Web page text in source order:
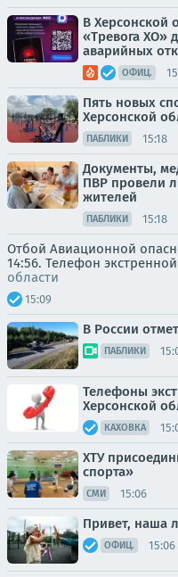
В Херсонской
«Тревога ХО»
аварийных
ОФИЦ.
Пять новых
Херсонской
ПАБЛИКИ 15:18
Документы,
ПВР провели
жителей
ПАБЛИКИ 15:18
Отбой Авиационной
14:56. Телефон
области
15:09
В России
ПАБЛИКИ
Телефоны
Херсонской
КАХОВКА
ХТУ
спорта»
СМИ 15:06
Привет, наша
ОФИЦ. 15:06